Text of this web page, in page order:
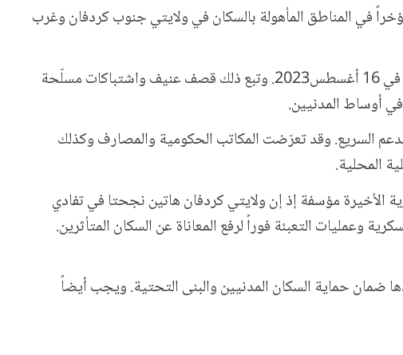
في المناطق المأهولة بالسكان في ولايتي جنوب كردفان وغرب
تشير التقارير إلى أنّ أجزاء من كادوقلي تعرّضت للقصف من قبل الحركة الشعبية لتحرير السودان (شمال)- جناح الحلو في 16 أغسطس2023. وتبع ذلك قصف عنيف واشتباكات مسلّحة
أوساط المدنيين.
وقوات الدعم السريع. وقد تعرّضت المكاتب الحكومية والمصارف وكذلك
المحلية.
الأخيرة مؤسفة إذ إن ولايتي كردفان هاتين نجحتا في تفادي
وعمليات التعبئة فوراً لرفع المعاناة عن السكان المتأثرين.
ضمان حماية السكان المدنيين والبنى التحتية. ويجب أيضاً